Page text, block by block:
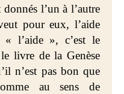
l’un à l’autre
pour eux, l’aide
l’aide », c’est le
livre de la Genèse
n’est pas bon que
au sens de